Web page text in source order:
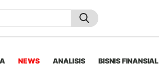
NEWS ANALISIS BISNIS FINANSIAL